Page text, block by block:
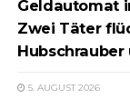
Geldautomat
Zwei Täter
5. AUGUST 2026